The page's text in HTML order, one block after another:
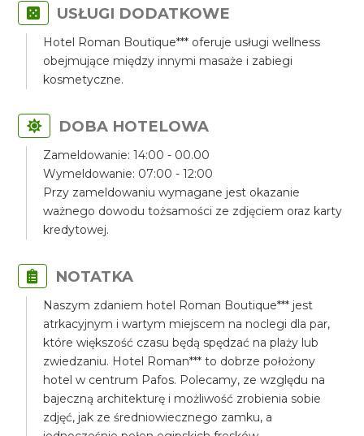
USŁUGI DODATKOWE
Hotel Roman Boutique*** oferuje usługi wellness
obejmujące między innymi masaże i zabiegi
kosmetyczne.
DOBA HOTELOWA
Zameldowanie: 14:00 - 00.00
Wymeldowanie: 07:00 - 12:00
Przy zameldowaniu wymagane jest okazanie
ważnego dowodu tożsamości ze zdjęciem oraz karty
kredytowej.
NOTATKA
Naszym zdaniem hotel Roman Boutique*** jest
atrkacyjnym i wartym miejscem na noclegi dla par,
które większość czasu będą spędzać na plaży lub
zwiedzaniu. Hotel Roman*** to dobrze położony
hotel w centrum Pafos. Polecamy, ze względu na
bajeczną architekturę i możliwość zrobienia sobie
zdjęć, jak ze średniowiecznego zamku, a